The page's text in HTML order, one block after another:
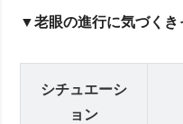
▼老眼の進行に気づく
シチュエーシ
ョン